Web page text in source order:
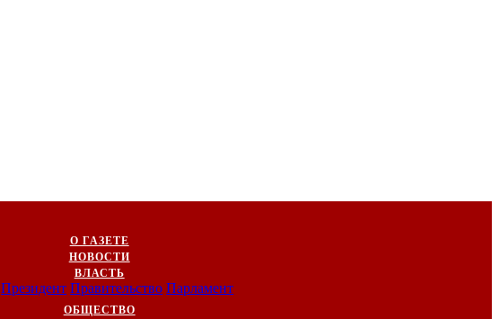
О ГАЗЕТЕ
НОВОСТИ
ВЛАСТЬ
Президент Правительство Парламент
ОБЩЕСТВО